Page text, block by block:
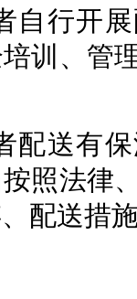
自行开
训、管
配送有
照法律
配送措